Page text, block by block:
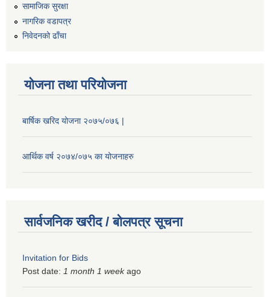
सामाजिक सुरक्षा
नागरिक वडापत्र
निवेदनको ढाँचा
योजना तथा परियोजना
बार्षिक खरिद योजना २०७५/०७६ |
आर्थिक वर्ष २०७४/०७५ का योजनाहरु
सार्वजनिक खरीद / बोलपत्र सूचना
Invitation for Bids
Post date: 1 month 1 weekago